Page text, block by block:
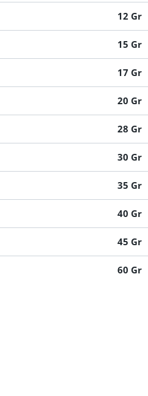
12 Gr
15 Gr
17 Gr
20 Gr
28 Gr
30 Gr
35 Gr
40 Gr
45 Gr
60 Gr